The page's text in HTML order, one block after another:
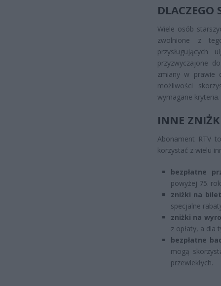
DLACZEGO
Wiele osób
zwolnione z
przysługujących
przyzwyczajone
zmiany w prawie
możliwości
wymagane kryteria.
INNE
Abonament RTV
korzystać z wielu
bezpłatne
powyżej 75.
zniżki na
specjalne
zniżki na
z opłaty, a dla
bezpłatne
mogą
przewlekłych.